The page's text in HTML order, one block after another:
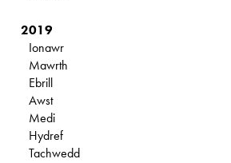
2019
Ionawr
Mawrth
Ebrill
Awst
Medi
Hydref
Tachwedd